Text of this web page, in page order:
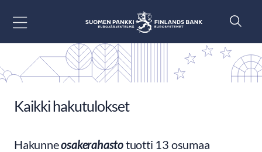
Kaikki hakutulokset
Hakunneosakerahastotuotti 13 osumaa